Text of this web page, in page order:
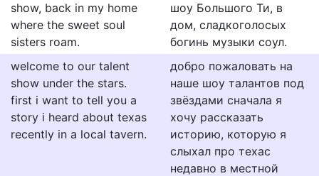
show, back in my home
where the sweet soul
sisters roam.
шоу Большого Ти, в
дом, сладкоголосых
богинь музыки соул.
welcome to our talent
show under the stars.
first i want to tell you a
story i heard about texas
recently in a local tavern.
добро пожаловать на
наше шоу талантов под
звёздами сначала я
хочу рассказать
историю, которую я
слыхал про техас
недавно в местной